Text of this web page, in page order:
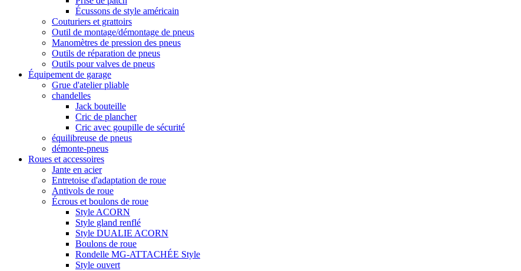
Écussons de style américain
Couturiers et grattoirs
Outil de montage/démontage de pneus
Manomètres de pression des pneus
Outils de réparation de pneus
Outils pour valves de pneus
Équipement de garage
Grue d'atelier pliable
chandelles
Jack bouteille
Cric de plancher
Cric avec goupille de sécurité
équilibreuse de pneus
démonte-pneus
Roues et accessoires
Jante en acier
Entretoise d'adaptation de roue
Antivols de roue
Écrous et boulons de roue
Style ACORN
Style gland renflé
Style DUALIE ACORN
Boulons de roue
Rondelle MG-ATTACHÉE Style
Style ouvert